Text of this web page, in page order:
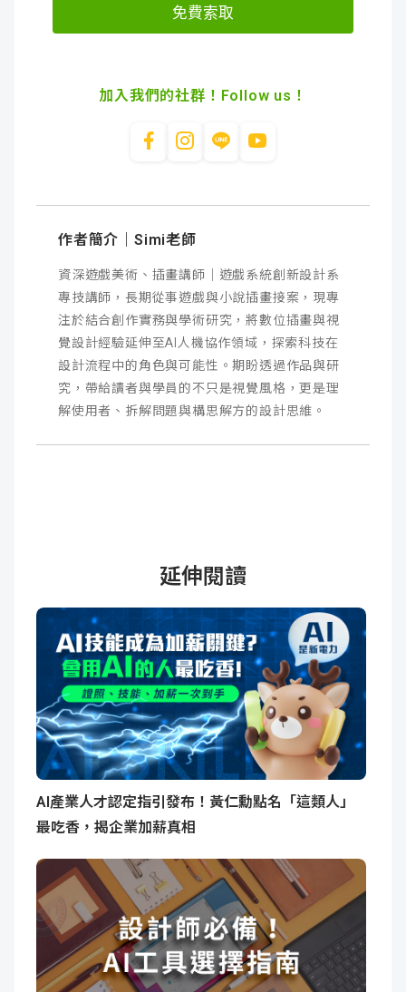
加入我們的社群！Follow us！
作者簡介｜Simi老師
資深遊戲美術、插畫講師｜遊戲系統創新設計系
專技講師，長期從事遊戲與小說插畫接案，現專
注於結合創作實務與學術研究，將數位插畫與視
覺設計經驗延伸至AI人機協作領域，探索科技在
設計流程中的角色與可能性。期盼透過作品與研
究，帶給讀者與學員的不只是視覺風格，更是理
解使用者、拆解問題與構思解方的設計思維。
延伸閱讀
AI產業人才認定指引發布！黃仁勳點名「這類人」
最吃香，揭企業加薪真相